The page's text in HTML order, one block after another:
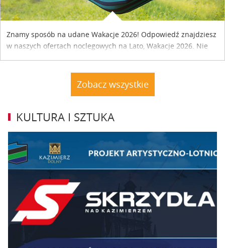
Znamy sposób na udane Wakacje 2026! Odpowiedź znajdziesz
w naszych ofertach noclegowych na Lato, Wakacje 2026. Nie
Zobacz wszystkie
KULTURA I SZTUKA